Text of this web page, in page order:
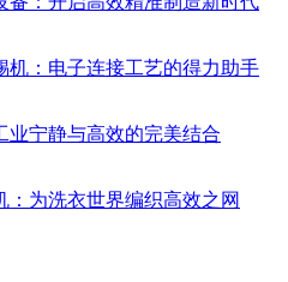
机：电子连接工艺的得力助手
业宁静与高效的完美结合
：为洗衣世界编织高效之网